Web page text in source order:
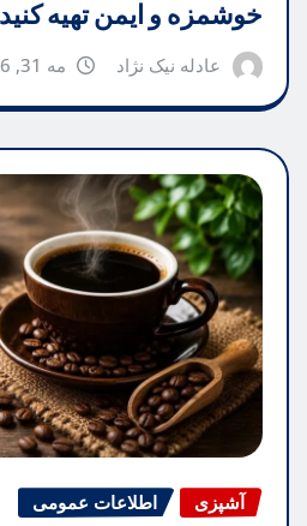
خوشمزه و ایمن تهیه کنید
عادله نیک نژاد مه 31, 2026
آشپزی اطلاعات عمومی